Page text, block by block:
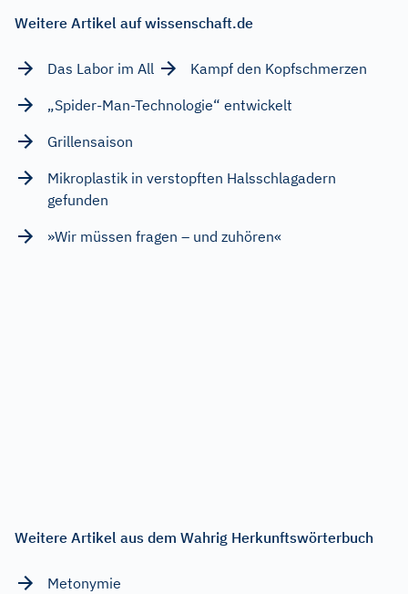
Weitere Artikel auf wissenschaft.de
Das Labor im All
Kampf den Kopfschmerzen
„Spider-Man-Technologie“ entwickelt
Grillensaison
Mikroplastik in verstopften Halsschlagadern
gefunden
»Wir müssen fragen – und zuhören«
Weitere Artikel aus dem Wahrig Herkunftswörterbuch
Metonymie